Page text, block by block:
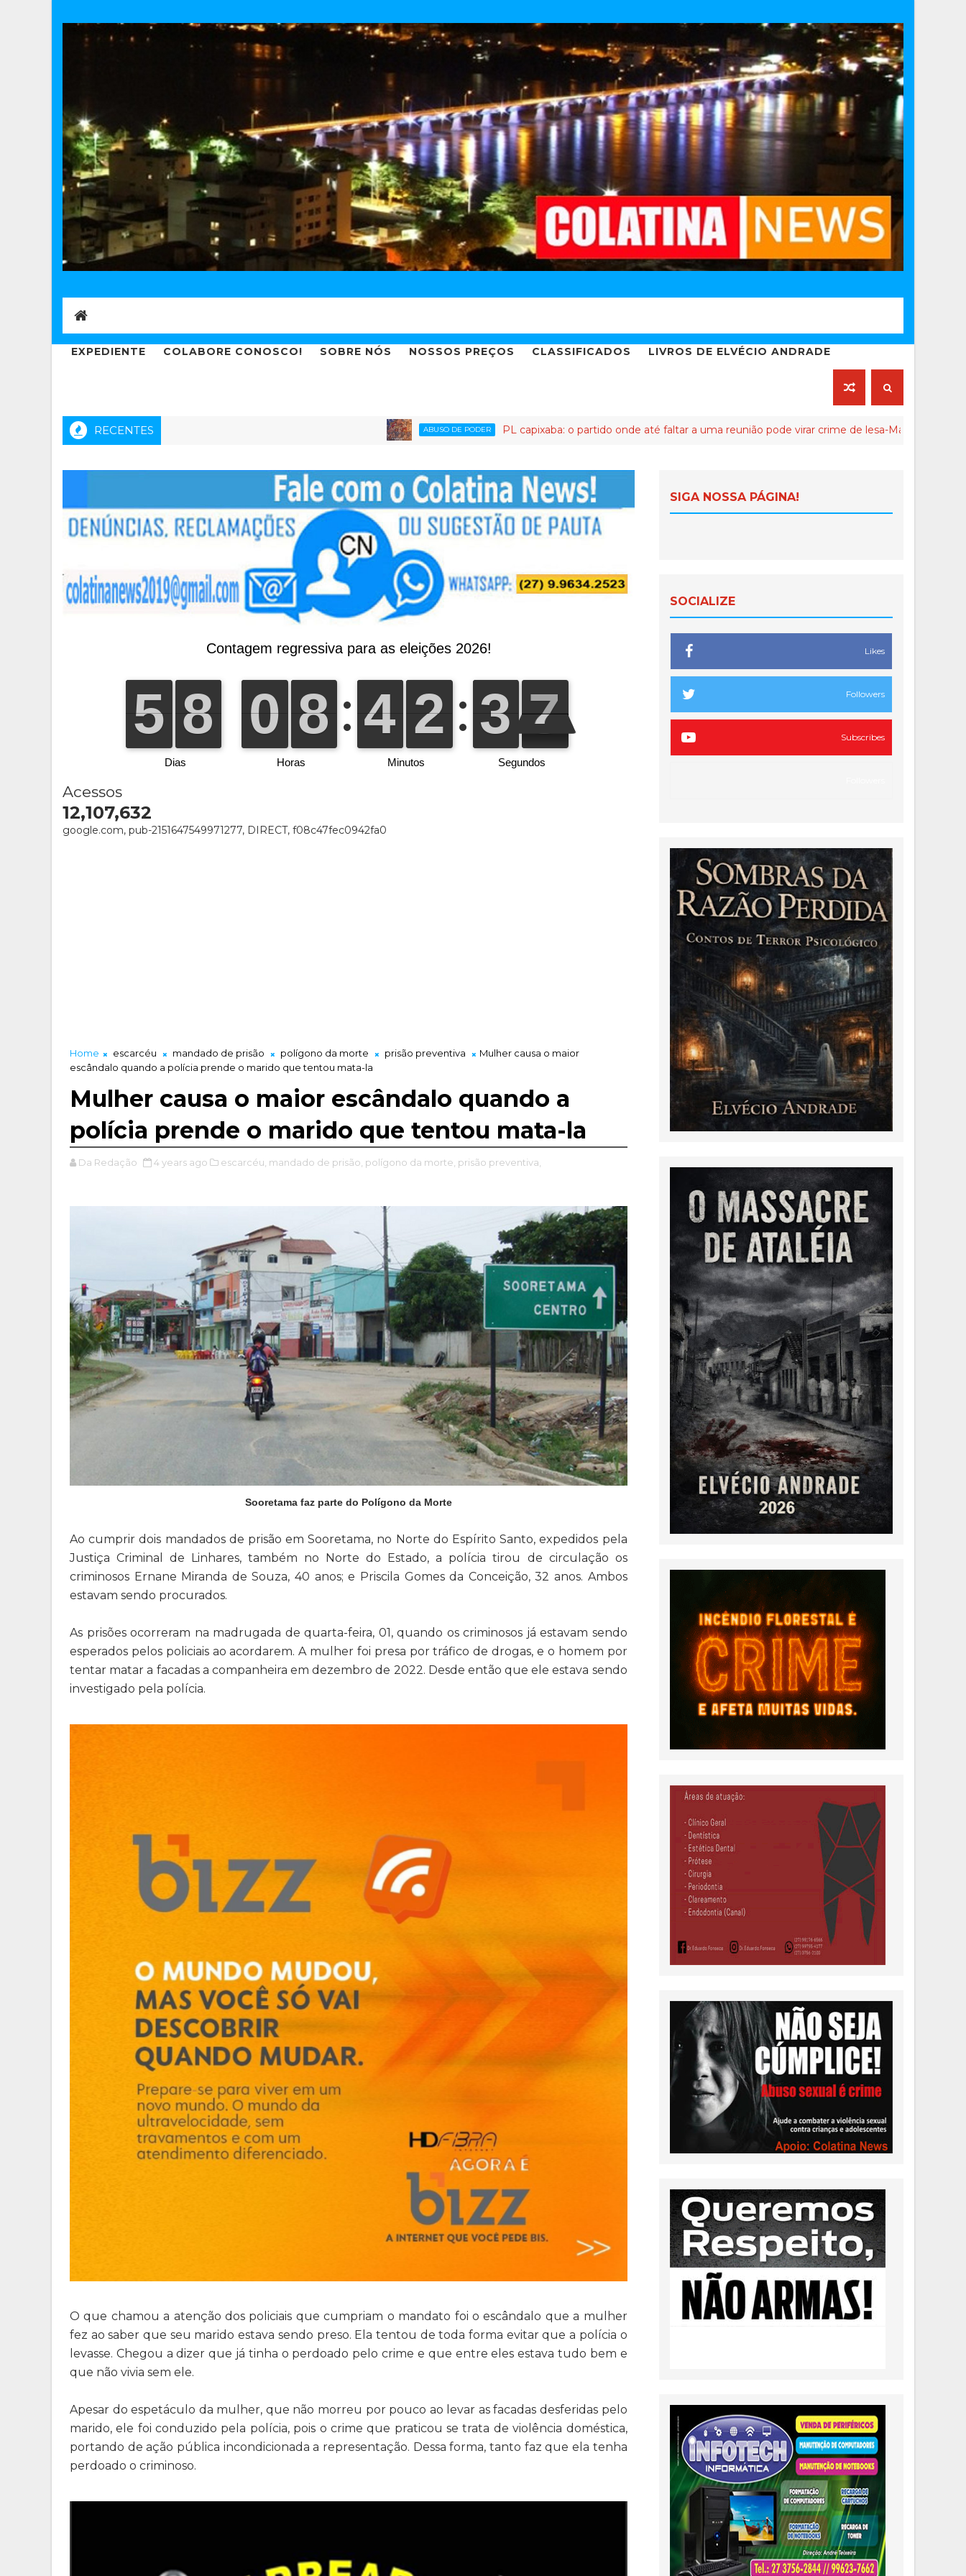
EXPEDIENTE COLABORE CONOSCO! SOBRE NÓS NOSSOS PREÇOS CLASSIFICADOS LIVROS DE ELVÉCIO ANDRADE
RECENTES ABUSO DE PODER PL capixaba: o partido onde até faltar a uma reunião pode virar crime de lesa-Malta
Acessos
12,107,632
google.com, pub-2151647549971277, DIRECT, f08c47fec0942fa0
Home escarcéu mandado de prisão polígono da morte prisão preventiva
Mulher causa o maior
escândalo quando a polícia prende o marido que tentou mata-la
Mulher causa o maior escândalo quando a
polícia prende o marido que tentou mata-la
Da Redação 4 years ago escarcéu, mandado de prisão, polígono da morte, prisão preventiva,
Sooretama faz parte do Polígono da Morte
Ao cumprir dois mandados de prisão em Sooretama, no Norte do Espírito Santo, expedidos pela
Justiça Criminal de Linhares, também no Norte do Estado, a polícia tirou de circulação os
criminosos Ernane Miranda de Souza, 40 anos; e Priscila Gomes da Conceição, 32 anos. Ambos
estavam sendo procurados.
As prisões ocorreram na madrugada de quarta-feira, 01, quando os criminosos já estavam sendo
esperados pelos policiais ao acordarem. A mulher foi presa por tráfico de drogas, e o homem por
tentar matar a facadas a companheira em dezembro de 2022. Desde então que ele estava sendo
investigado pela polícia.
O que chamou a atenção dos policiais que cumpriam o mandato foi o escândalo que a mulher
fez ao saber que seu marido estava sendo preso. Ela tentou de toda forma evitar que a polícia o
levasse. Chegou a dizer que já tinha o perdoado pelo crime e que entre eles estava tudo bem e
que não vivia sem ele.
Apesar do espetáculo da mulher, que não morreu por pouco ao levar as facadas desferidas pelo
marido, ele foi conduzido pela polícia, pois o crime que praticou se trata de violência doméstica,
portando de ação pública incondicionada a representação. Dessa forma, tanto faz que ela tenha
perdoado o criminoso.
SIGA NOSSA PÁGINA!
SOCIALIZE
Likes
Followers
Subscribes